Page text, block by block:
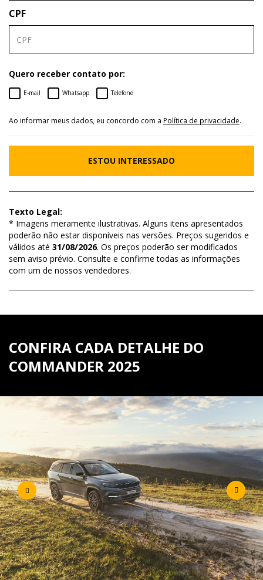
CPF
Quero receber contato por:
E-mail Whatsapp Telefone
Ao informar meus dados, eu concordo com a Política de privacidade.
ESTOU INTERESSADO
Texto Legal:
* Imagens meramente ilustrativas. Alguns itens apresentados
poderão não estar disponíveis nas versões. Preços sugeridos e
válidos até 31/08/2026. Os preços poderão ser modificados
sem aviso prévio. Consulte e confirme todas as informações
com um de nossos vendedores.
CONFIRA CADA DETALHE DO
COMMANDER 2025